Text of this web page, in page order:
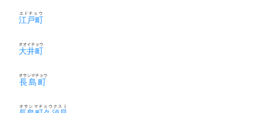
江戸町
エドチョウ
大井町
オオイチョウ
長島町
オサシマチョウ
オサシマチョウクスミ